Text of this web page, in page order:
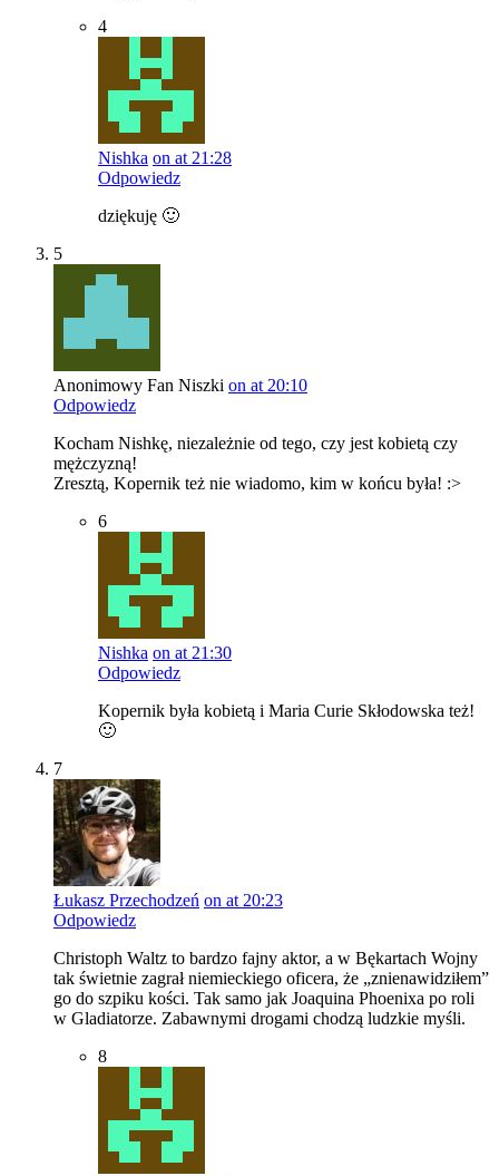
4
Nishka on at 21:28
Odpowiedz
dziękuję 🙂
5
Anonimowy Fan Niszki on at 20:10
Odpowiedz
Kocham Nishkę, niezależnie od tego, czy jest kobietą czy
mężczyzną!
Zresztą, Kopernik też nie wiadomo, kim w końcu była! :>
6
Nishka on at 21:30
Odpowiedz
Kopernik była kobietą i Maria Curie Skłodowska też!
🙂
7
Łukasz Przechodzeń on at 20:23
Odpowiedz
Christoph Waltz to bardzo fajny aktor, a w Bękartach Wojny
tak świetnie zagrał niemieckiego oficera, że „znienawidziłem”
go do szpiku kości. Tak samo jak Joaquina Phoenixa po roli
w Gladiatorze. Zabawnymi drogami chodzą ludzkie myśli.
8